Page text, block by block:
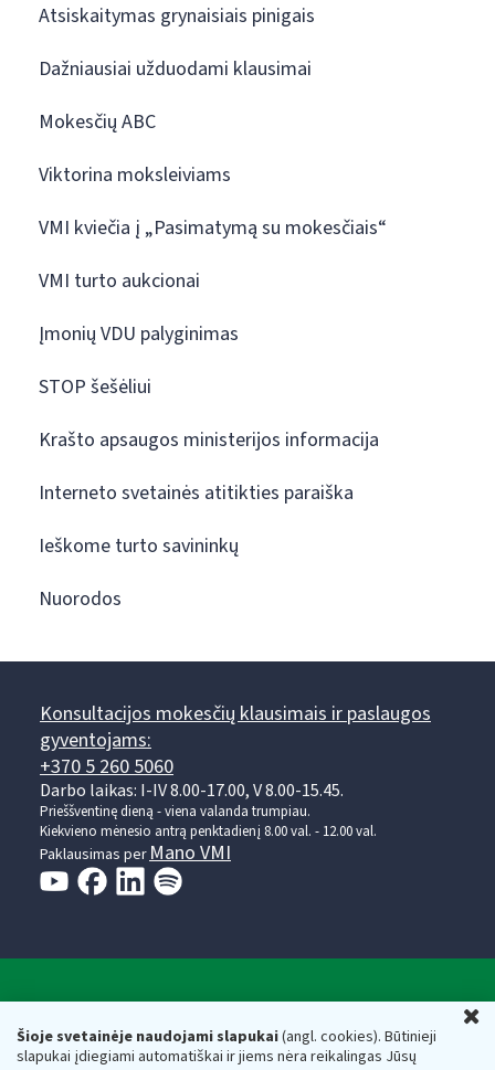
Šioje svetainėje naudojami slapukai(angl. cookies). Būtinieji
slapukai įdiegiami automatiškai ir jiems nėra reikalingas Jūsų
Atsiskaitymas grynaisiais pinigais
Dažniausiai užduodami klausimai
Mokesčių ABC
Viktorina moksleiviams
VMI kviečia į „Pasimatymą su mokesčiais“
VMI turto aukcionai
Įmonių VDU palyginimas
STOP šešėliui
Krašto apsaugos ministerijos informacija
Interneto svetainės atitikties paraiška
Ieškome turto savininkų
Nuorodos
Konsultacijos mokesčių klausimais ir paslaugos
gyventojams:
+370 5 260 5060
Darbo laikas: I-IV 8.00-17.00, V 8.00-15.45.
Prieššventinę dieną - viena valanda trumpiau.
Kiekvieno mėnesio antrą penktadienį 8.00 val. - 12.00 val.
Paklausimas per Mano VMI
Respublikos finansų ministerijos